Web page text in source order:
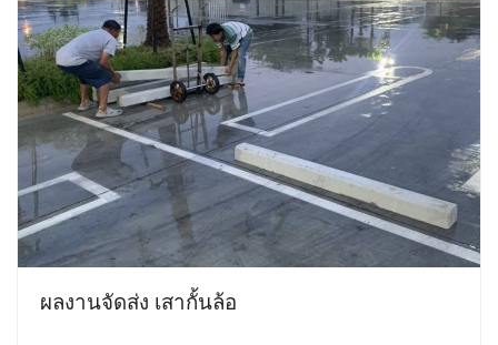
ผลงานจัดส่ง เสากั้นล้อ